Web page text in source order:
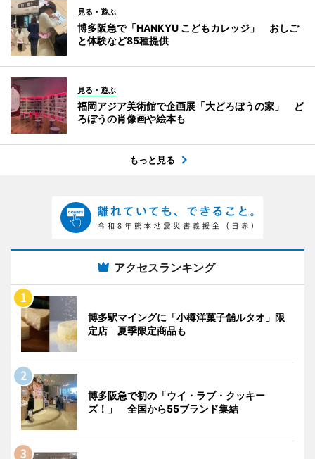
見る・遊ぶ
博多阪急で「HANKYU こどもカレッジ」 おしご
と体験など85種提供
見る・遊ぶ
福岡アジア美術館で企画展「大どろぼうの家」 ど
ろぼうの肖像画や絵本も
もっと見る
アクセスランキング
博多駅マイングに「小樽洋菓子舗ルタオ」限
定店 夏季限定商品も
博多阪急で初の「ウイ・ラブ・クッキー
ズ！」 全国から55ブランド集結